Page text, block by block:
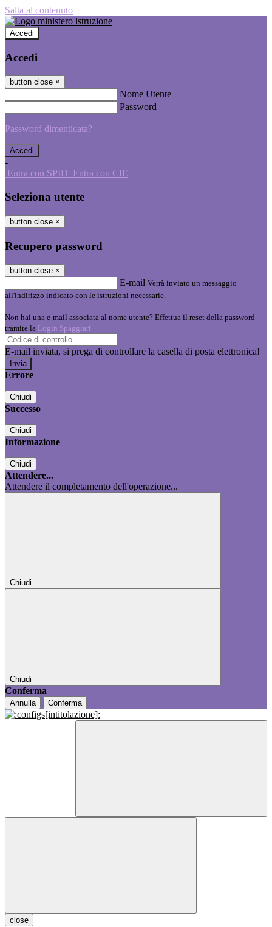
Salta al contenuto
Accedi
Accedi
button close ×
Nome Utente
Password
Password dimenticata?
-
Entra con SPID Entra con CIE
Seleziona utente
button close ×
Recupero password
button close ×
E-mail Verrà inviato un messaggio
all'indirizzo indicato con le istruzioni necessarie.
Non hai una e-mail associata al nome utente? Effettua il reset della password
tramite la Login Spaggiari
E-mail inviata, si prega di controllare la casella di posta elettronica!
Errore
Chiudi
Successo
Chiudi
Informazione
Chiudi
Attendere...
Attendere il completamento dell'operazione...
Chiudi
Chiudi
Conferma
Annulla Conferma
close